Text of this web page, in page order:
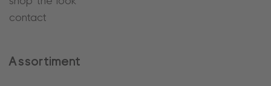
contact
Assortiment